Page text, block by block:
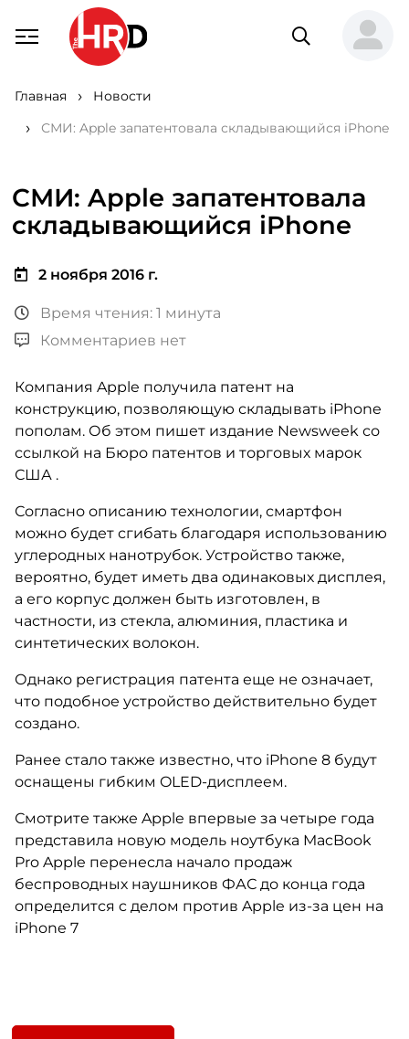
Главная
Новости
СМИ: Apple запатентовала складывающийся iPhone
СМИ: Apple запатентовала
складывающийся iPhone
2 ноября 2016 г.
Время чтения: 1 минута
Комментариев нет
Компания Apple получила патент на
конструкцию, позволяющую складывать iPhone
пополам. Об этом пишет издание Newsweek со
ссылкой на Бюро патентов и торговых марок
США .
Согласно описанию технологии, смартфон
можно будет сгибать благодаря использованию
углеродных нанотрубок. Устройство также,
вероятно, будет иметь два одинаковых дисплея,
а его корпус должен быть изготовлен, в
частности, из стекла, алюминия, пластика и
синтетических волокон.
Однако регистрация патента еще не означает,
что подобное устройство действительно будет
создано.
Ранее стало также известно, что iPhone 8 будут
оснащены гибким OLED-дисплеем.
Смотрите также Apple впервые за четыре года
представила новую модель ноутбука MacBook
Pro Apple перенесла начало продаж
беспроводных наушников ФАС до конца года
определится c делом против Apple из-за цен на
iPhone 7